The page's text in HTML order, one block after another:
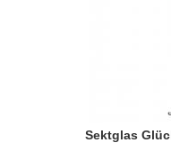
Sektglas